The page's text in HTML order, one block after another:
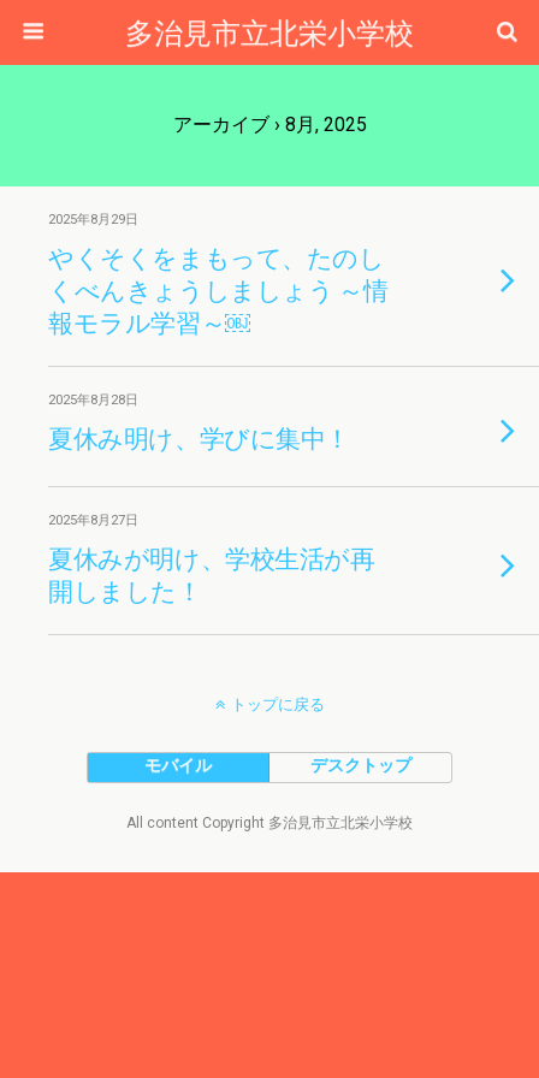
多治見市立北栄小学校
アーカイブ › 8月, 2025
2025年8月29日
やくそくをまもって、たのし
くべんきょうしましょう ～情
報モラル学習～￼
2025年8月28日
夏休み明け、学びに集中！
2025年8月27日
夏休みが明け、学校生活が再
開しました！
トップに戻る
モバイル デスクトップ
All content Copyright 多治見市立北栄小学校